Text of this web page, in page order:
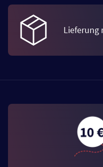
Lieferung